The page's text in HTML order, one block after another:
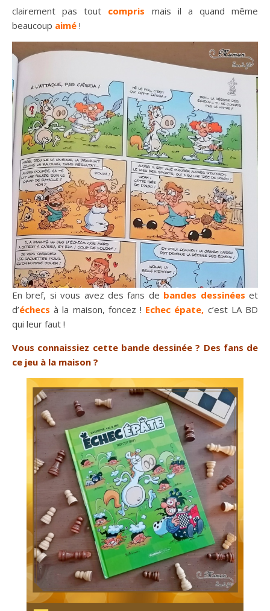
clairement pas tout compris
mais il a quand même
beaucoup aimé !
En bref, si vous avez des fans de bandes dessinées et
d’échecs à la maison, foncez ! Echec épate, c’est LA BD
qui leur faut !
Vous connaissiez cette bande dessinée ? Des fans de
ce jeu à la maison ?